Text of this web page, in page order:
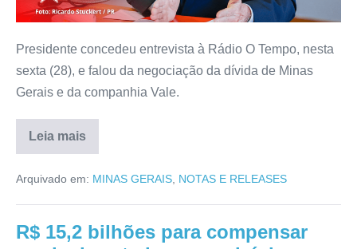
Presidente concedeu entrevista à Rádio O Tempo, nesta
sexta (28), e falou da negociação da dívida de Minas
Gerais e da companhia Vale.
Leia mais
Arquivado em: MINAS GERAIS NOTAS E RELEASES
R$ 15,2 bilhões para compensar